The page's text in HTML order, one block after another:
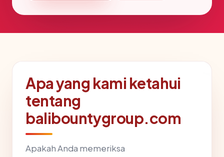
Apa yang kami ketahui
tentang
balibountygroup.com
Apakah Anda memeriksa